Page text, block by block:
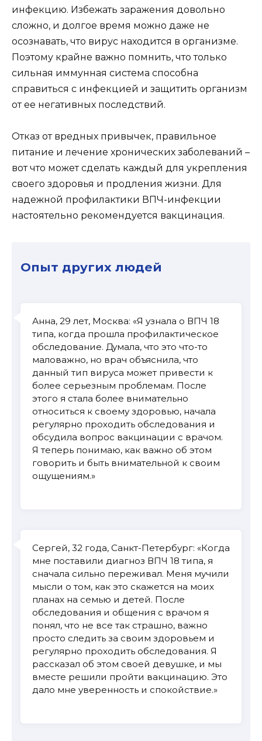
инфекцию. Избежать заражения довольно
сложно, и долгое время можно даже не
осознавать, что вирус находится в организме.
Поэтому крайне важно помнить, что только
сильная иммунная система способна
справиться с инфекцией и защитить организм
от ее негативных последствий.
Отказ от вредных привычек, правильное
питание и лечение хронических заболеваний –
вот что может сделать каждый для укрепления
своего здоровья и продления жизни. Для
надежной профилактики ВПЧ-инфекции
настоятельно рекомендуется вакцинация.
Опыт других людей
Анна, 29 лет, Москва: «Я узнала о ВПЧ 18
типа, когда прошла профилактическое
обследование. Думала, что это что-то
маловажно, но врач объяснила, что
данный тип вируса может привести к
более серьезным проблемам. После
этого я стала более внимательно
относиться к своему здоровью, начала
регулярно проходить обследования и
обсудила вопрос вакцинации с врачом.
Я теперь понимаю, как важно об этом
говорить и быть внимательной к своим
ощущениям.»
Сергей, 32 года, Санкт-Петербург: «Когда
мне поставили диагноз ВПЧ 18 типа, я
сначала сильно переживал. Меня мучили
мысли о том, как это скажется на моих
планах на семью и детей. После
обследования и общения с врачом я
понял, что не все так страшно, важно
просто следить за своим здоровьем и
регулярно проходить обследования. Я
рассказал об этом своей девушке, и мы
вместе решили пройти вакцинацию. Это
дало мне уверенность и спокойствие.»